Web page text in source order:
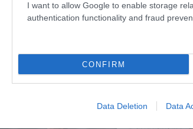
I want to allow Google to enable storage
authentication functionality and fraud
CONFIRM
Data Deletion Data
previous post